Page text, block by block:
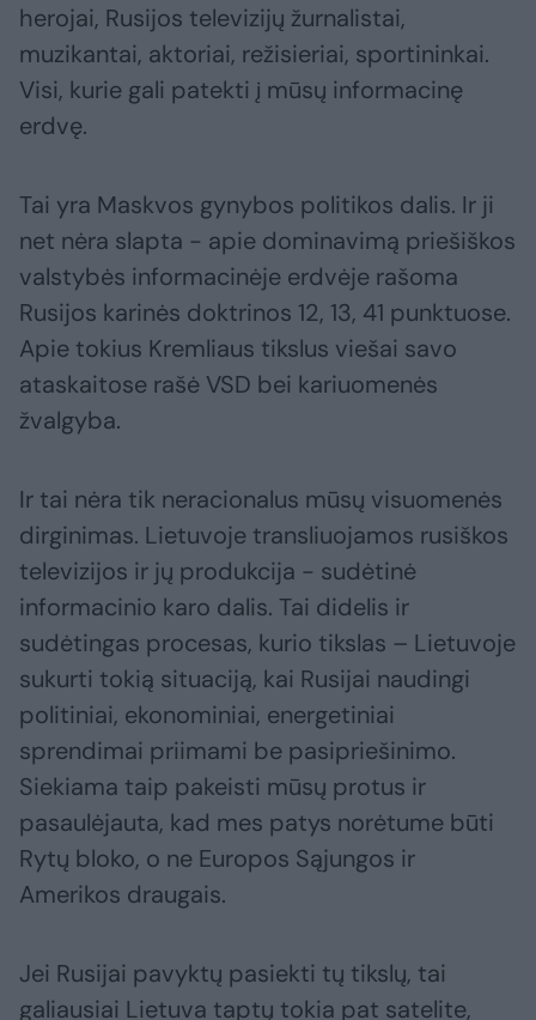
herojai, Rusijos televizijų žurnalistai,
muzikantai, aktoriai, režisieriai, sportininkai.
Visi, kurie gali patekti į mūsų informacinę
erdvę.
Tai yra Maskvos gynybos politikos dalis. Ir ji
net nėra slapta - apie dominavimą priešiškos
valstybės informacinėje erdvėje rašoma
Rusijos karinės doktrinos 12, 13, 41 punktuose.
Apie tokius Kremliaus tikslus viešai savo
ataskaitose rašė VSD bei kariuomenės
žvalgyba.
Ir tai nėra tik neracionalus mūsų visuomenės
dirginimas. Lietuvoje transliuojamos rusiškos
televizijos ir jų produkcija - sudėtinė
informacinio karo dalis. Tai didelis ir
sudėtingas procesas, kurio tikslas – Lietuvoje
sukurti tokią situaciją, kai Rusijai naudingi
politiniai, ekonominiai, energetiniai
sprendimai priimami be pasipriešinimo.
Siekiama taip pakeisti mūsų protus ir
pasaulėjauta, kad mes patys norėtume būti
Rytų bloko, o ne Europos Sąjungos ir
Amerikos draugais.
Jei Rusijai pavyktų pasiekti tų tikslų, tai
galiausiai Lietuva taptų tokia pat satelite,